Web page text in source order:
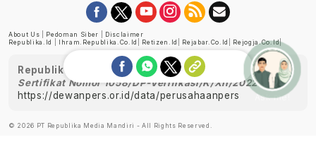
About Us Pedoman Siber
Disclaimer
Republika.id
Ihram.republika.co.id Retizen.id Rejabar.co.id Rejogja.co.id|
Republika telah diverifikasi oleh Dewan Pers
Sertifikat Nomor 1058/DP-Verifikasi/K/XII/2022
https://dewanpers.or.id/data/perusahaanpers
© 2026 PT Republika Media Mandiri - All Rights Reserved.
Ask me!